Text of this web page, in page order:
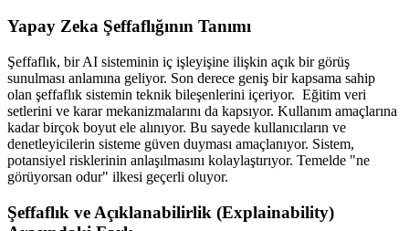
Yapay Zeka Şeffaflığının Tanımı
Şeffaflık, bir AI sisteminin iç işleyişine ilişkin açık bir görüş
sunulması anlamına geliyor. Son derece geniş bir kapsama sahip
olan şeffaflık sistemin teknik bileşenlerini içeriyor. Eğitim veri
setlerini ve karar mekanizmalarını da kapsıyor. Kullanım amaçlarına
kadar birçok boyut ele alınıyor. Bu sayede kullanıcıların ve
denetleyicilerin sisteme güven duyması amaçlanıyor. Sistem,
potansiyel risklerinin anlaşılmasını kolaylaştırıyor. Temelde "ne
görüyorsan odur" ilkesi geçerli oluyor.
Şeffaflık ve Açıklanabilirlik (Explainability)